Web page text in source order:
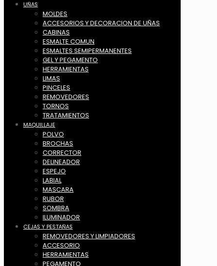
UÑAS
MOLDES
ACCESORIOS Y DECORACION DE UÑAS
CABINAS
ESMALTE COMUN
ESMALTES SEMIPERMANENTES
GEL Y PEGAMENTO
HERRAMIENTAS
LIMAS
PINCELES
REMOVEDORES
TORNOS
TRATAMIENTOS
MAQUILLAJE
POLVO
BROCHAS
CORRECTOR
DELINEADOR
ESPEJO
LABIAL
MASCARA
RUBOR
SOMBRA
ILUMINADOR
CEJAS Y PESTAÑAS
REMOVEDORES Y LIMPIADORES
ACCESORIO
HERRAMIENTAS
PEGAMENTO